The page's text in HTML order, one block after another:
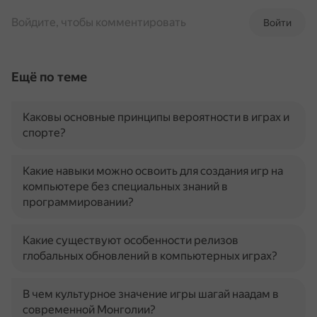
Войти
Войдите, чтобы комментировать
Ещё по теме
Каковы основные принципы вероятности в играх и
спорте?
Какие навыки можно освоить для создания игр на
компьютере без специальных знаний в
программировании?
Какие существуют особенности релизов
глобальных обновлений в компьютерных играх?
В чем культурное значение игры шагай наадам в
современной Монголии?